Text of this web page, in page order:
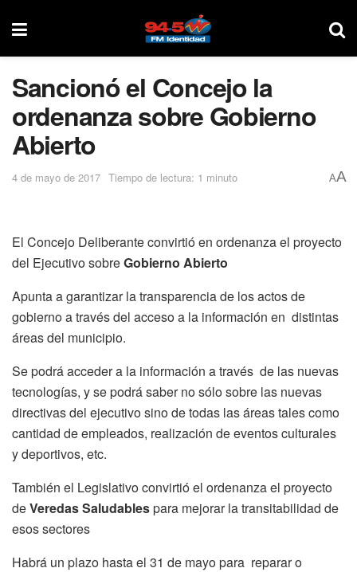
Sancionó el Concejo la
ordenanza sobre Gobierno
Abierto
4 de mayo de 2017 Tiempo de lectura: 1 minuto AA
El Concejo Deliberante convirtió en ordenanza el proyecto
del Ejecutivo sobreGobierno Abierto
Apunta a garantizar la transparencia de los actos de
gobierno a través del acceso a la información en distintas
áreas del municipio.
Se podrá acceder a la información a través de las nuevas
tecnologías, y se podrá saber no sólo sobre las nuevas
directivas del ejecutivo sino de todas las áreas tales como
cantidad de empleados, realización de eventos culturales
y deportivos, etc.
También el Legislativo convirtió el ordenanza el proyecto
deVeredas Saludablespara mejorar la transitabilidad de
esos sectores
Habrá un plazo hasta el 31 de mayo para reparar o